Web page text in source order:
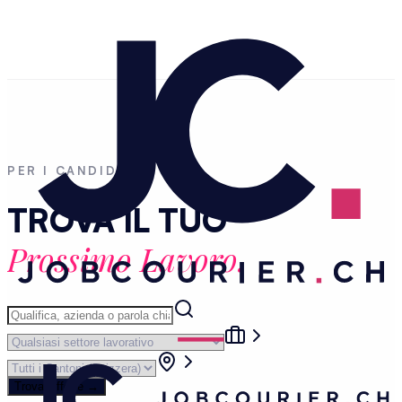
PER I CANDIDATI
TROVA IL TUO
Prossimo Lavoro.
Trova Offerte →